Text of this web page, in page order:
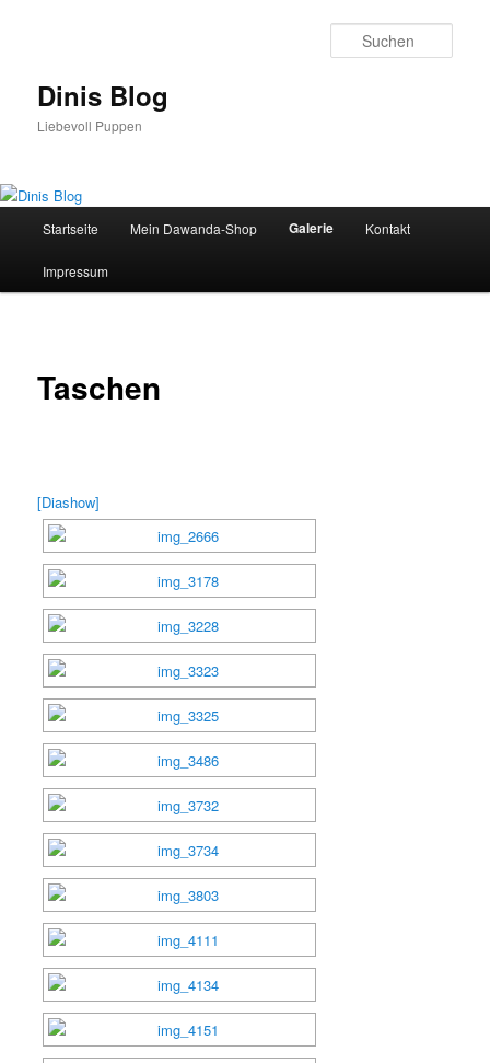
Dinis Blog
Liebevoll Puppen
Zum
Inhalt
Startseite Mein Dawanda-Shop Galerie Kontakt
Impressum
Taschen
[Diashow]